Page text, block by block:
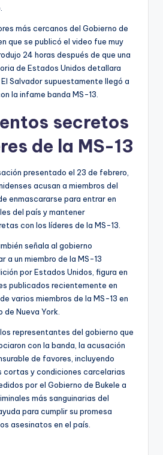
más cercanos del Gobierno de
que se publicó el video fue muy
24 horas después de que una
de Estados Unidos detallara
Salvador supuestamente llegó a
la infame banda MS-13.
secretos
de la MS-13
presentado el 23 de febrero,
acusan a miembros del
enmascararse para entrar en
del país y mantener
con los líderes de la MS-13.
señala al gobierno
a un miembro de la MS-13
por Estados Unidos, figura en
publicados recientemente en
varios miembros de la MS-13 en
Nueva York.
representantes del gobierno que
con la banda, la acusación
de favores, incluyendo
cortas y condiciones carcelarias
por el Gobierno de Bukele a
más sanguinarias del
para cumplir su promesa
asesinatos en el país.